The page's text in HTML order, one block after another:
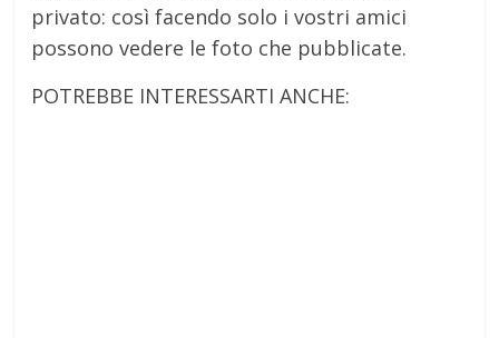
privato: così facendo solo i vostri amici
possono vedere le foto che pubblicate.
POTREBBE INTERESSARTI ANCHE: